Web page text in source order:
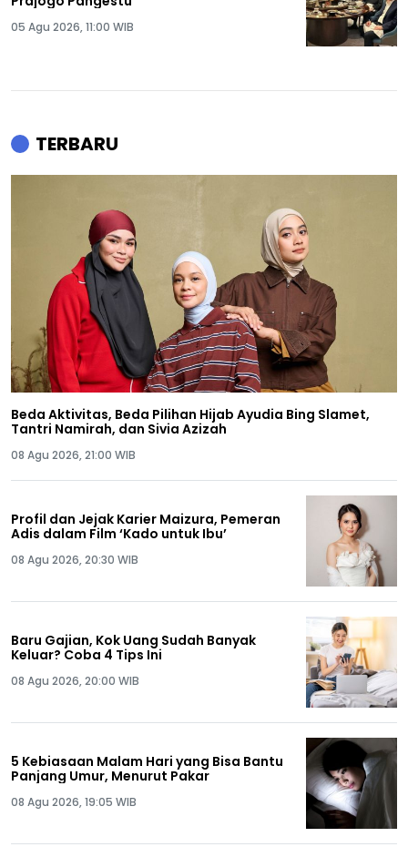
05 Agu 2026, 11:00 WIB
TERBARU
Beda Aktivitas, Beda Pilihan Hijab Ayudia Bing Slamet,
Tantri Namirah, dan Sivia Azizah
08 Agu 2026, 21:00 WIB
Profil dan Jejak Karier Maizura, Pemeran
Adis dalam Film ‘Kado untuk Ibu’
08 Agu 2026, 20:30 WIB
Baru Gajian, Kok Uang Sudah Banyak
Keluar? Coba 4 Tips Ini
08 Agu 2026, 20:00 WIB
5 Kebiasaan Malam Hari yang Bisa Bantu
Panjang Umur, Menurut Pakar
08 Agu 2026, 19:05 WIB